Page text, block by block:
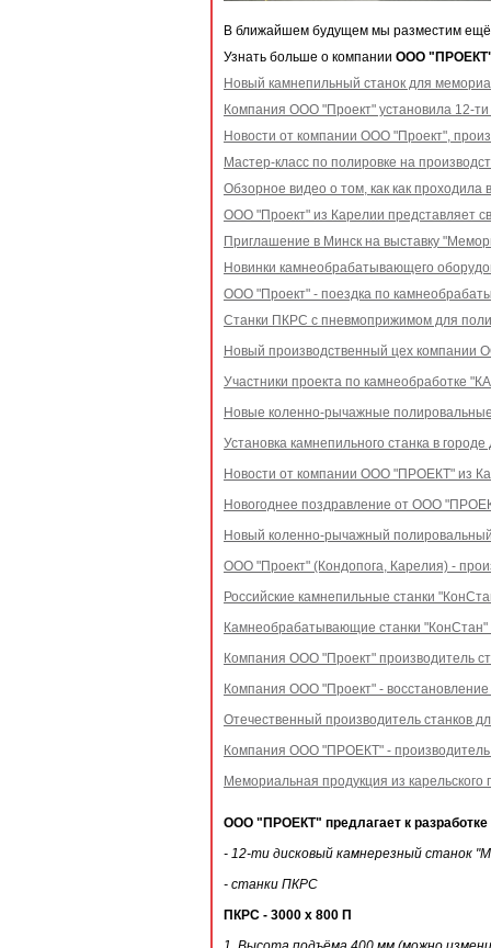
В ближайшем будущем мы разместим ещё
Узнать больше о компании ООО
Новый камнепильный станок для
Компания ООО "Проект" установила 12-
Новости от компании ООО "Проект",
Мастер-класс по полировке на
Обзорное видео о том, как как
ООО "Проект" из Карелии представляет
Приглашение в Минск на выставку
Новинки камнеобрабатывающего
ООО "Проект" - поездка по
Станки ПКРС с пневмоприжимом для
Новый производственный цех компании
Участники проекта по камнеобработке
Новые коленно-рычажные
Установка камнепильного станка в
Новости от компании ООО "ПРОЕКТ" из
Новогоднее поздравление от ООО
Новый коленно-рычажный
ООО "Проект" (Кондопога, Карелия) -
Российские камнепильные станки
Камнеобрабатывающие станки
Компания ООО "Проект" производитель
Компания ООО "Проект" -
Отечественный производитель станков
Компания ООО "ПРОЕКТ" - производитель
Мемориальная продукция из
ООО "ПРОЕКТ" предлагает к
- 12-ти дисковый камнерезный станок
- станки ПКРС
ПКРС - 3000 х 800 П